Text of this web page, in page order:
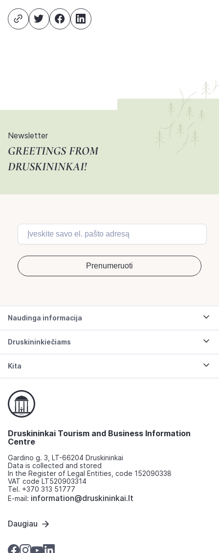
Newsletter
GREETINGS FROM
DRUSKININKAI!
Naudinga informacija
Druskininkiečiams
Kita
Druskininkai Tourism and Business Information
Centre
Gardino g. 3, LT-66204 Druskininkai
Data is collected and stored
In the Register of Legal Entities, code 152090338
VAT code LT520903314
Tel. +370 313 51777
E-mail: information@druskininkai.lt
Daugiau